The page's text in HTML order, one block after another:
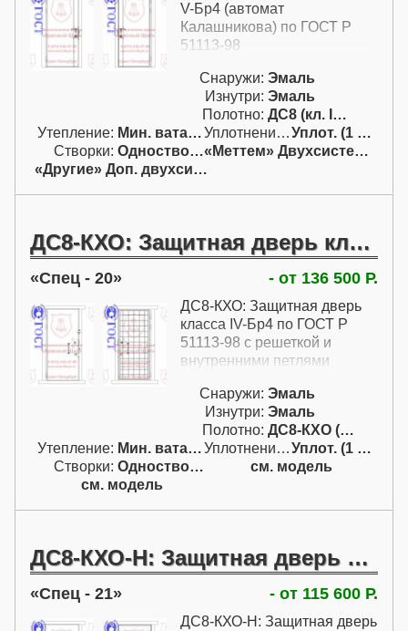
V-Бр4 (автомат
Калашникова) по ГОСТ Р
51113-98
Снаружи: Эмаль
Изнутри: Эмаль
Полотно:
ДС8 (кл. IV-Бр4)
Утепление:
Мин. вата / пенопл. Уплотнение:
Уплот. (1 конт.)
Створки:
Одностворчатая (А)
«Меттем» Двухсистемный
«Другие» Доп. двухсист.
ДС8-КХО: Защитная дверь класса IV-Бр4 по ГОСТ Р 51113-98 с решеткой и внутренними петлями
Спец - 20 - от 136 500 Р.
ДС8-КХО: Защитная дверь
класса IV-Бр4 по ГОСТ Р
51113-98 с решеткой и
внутренними петлями
Снаружи: Эмаль
Изнутри: Эмаль
Полотно:
ДС8-КХО (IV-Бр4)
Утепление:
Мин. вата / пенопл. Уплотнение:
Уплот. (1 конт.)
Створки:
Одностворчатая (А)
см. модель
см. модель
ДС8-КХО-Н: Защитная дверь КХО класса IV-Бр4 по ГОСТ Р 51113-98 БЕЗ решетки с наружными петлями
Спец - 21 - от 115 600 Р.
ДС8-КХО-Н: Защитная дверь